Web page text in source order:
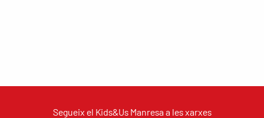
Segueix el Kids&Us Manresa a les xarxes